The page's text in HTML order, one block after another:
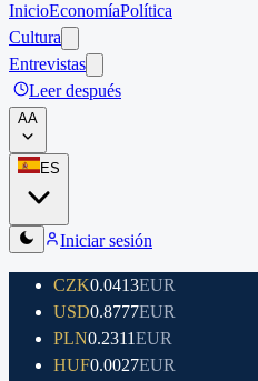
InicioEconomíaPolítica
Cultura
Entrevistas
Leer después
AA
ES
Iniciar sesión
CZK0.0413EUR
USD0.8777EUR
PLN0.2311EUR
HUF0.0027EUR